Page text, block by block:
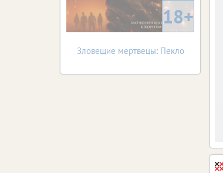
18+
Зловещие мертвецы: Пекло